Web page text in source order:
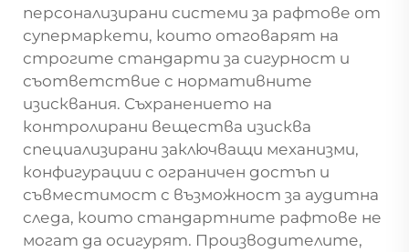
персонализирани системи за рафтове от
супермаркети, които отговарят на
строгите стандарти за сигурност и
съответствие с нормативните
изисквания. Съхранението на
контролирани вещества изисква
специализирани заключващи механизми,
конфигурации с ограничен достъп и
съвместимост с възможност за аудитна
следа, които стандартните рафтове не
могат да осигурят. Производителите,